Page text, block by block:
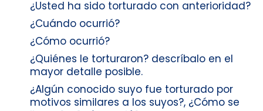
¿Usted ha sido torturado con anterioridad?
¿Cuándo ocurrió?
¿Cómo ocurrió?
¿Quiénes le torturaron? descríbalo en el
mayor detalle posible.
¿Algún conocido suyo fue torturado por
motivos similares a los suyos?, ¿Cómo se